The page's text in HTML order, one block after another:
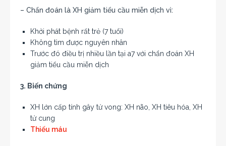
– Chẩn đoán là XH giảm tiểu cầu miễn dịch vì:
Khởi phát bệnh rất trẻ (7 tuổi)
Không tìm được nguyên nhân
Trước đó điều trị nhiều lần tại a7 với chẩn đoán XH
giảm tiểu cầu miễn dịch
3. Biến chứng
XH lớn cấp tính gây tử vong: XH não, XH tiêu hóa, XH
tử cung
Thiếu máu